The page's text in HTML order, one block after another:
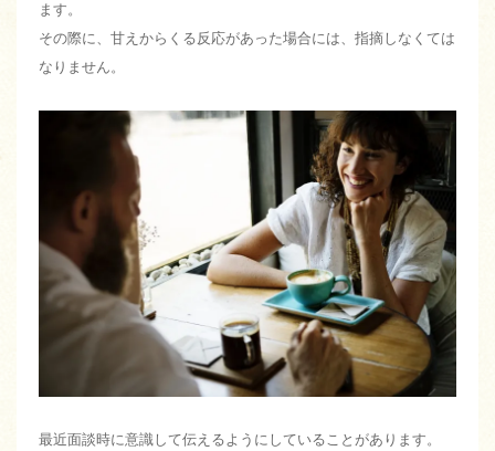
ます。
その際に、甘えからくる反応があった場合には、指摘しなくては
なりません。
最近面談時に意識して伝えるようにしていることがあります。